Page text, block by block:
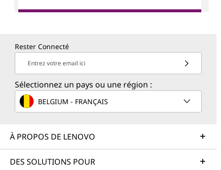
Rester Connecté
Entrez votre email ici
Sélectionnez un pays ou une région :
BELGIUM - FRANÇAIS
À PROPOS DE LENOVO
DES SOLUTIONS POUR